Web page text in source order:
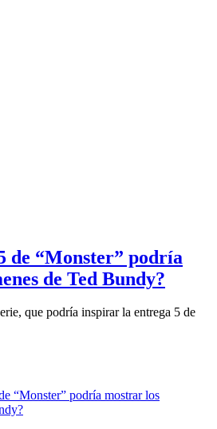
de “Monster” podría
de Ted Bundy?
que podría inspirar la entrega 5 de